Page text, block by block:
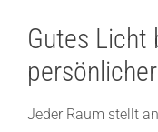
Gutes Licht
Jeder Raum stellt